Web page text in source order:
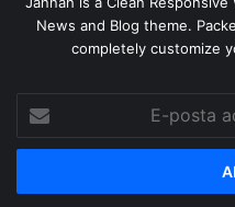
News and Blog theme.
completely customize
posta
adresinizi